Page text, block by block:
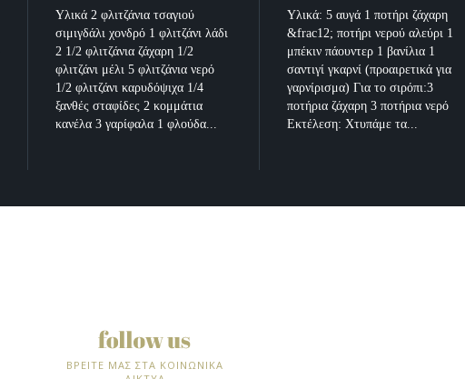
Υλικά 2 φλιτζάνια τσαγιού
σιμιγδάλι χονδρό 1 φλιτζάνι λάδι
2 1/2 φλιτζάνια ζάχαρη 1/2
φλιτζάνι μέλι 5 φλιτζάνια νερό
1/2 φλιτζάνι καρυδόψιχα 1/4
ξανθές σταφίδες 2 κομμάτια
κανέλα 3 γαρίφαλα 1 φλούδα...
Υλικά: 5 αυγά 1 ποτήρι ζάχαρη
&frac12; ποτήρι νερού αλεύρι 1
μπέκιν πάουντερ 1 βανίλια 1
σαντιγί γκαρνί (προαιρετικά για
γαρνίρισμα) Για το σιρόπι:3
ποτήρια ζάχαρη 3 ποτήρια νερό
Εκτέλεση: Χτυπάμε τα...
ΒΡΕΙΤΕ ΜΑΣ ΣΤΑ ΚΟΙΝΩΝΙΚΑ